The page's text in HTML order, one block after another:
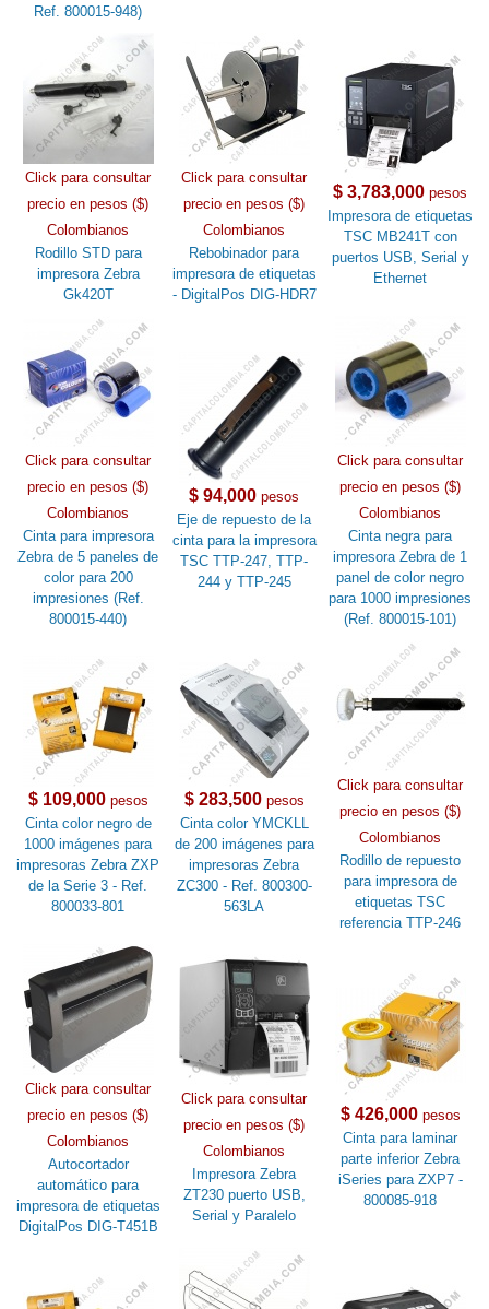
Ref. 800015-948)
Click para consultar
precio en pesos ($)
Colombianos
Rodillo STD para
impresora Zebra
Gk420T
Click para consultar
precio en pesos ($)
Colombianos
Rebobinador para
impresora de etiquetas
- DigitalPos DIG-HDR7
$ 3,783,000 pesos
Impresora de etiquetas
TSC MB241T con
puertos USB, Serial y
Ethernet
Click para consultar
precio en pesos ($)
Colombianos
Cinta para impresora
Zebra de 5 paneles de
color para 200
impresiones (Ref.
800015-440)
$ 94,000 pesos
Eje de repuesto de la
cinta para la impresora
TSC TTP-247, TTP-
244 y TTP-245
Click para consultar
precio en pesos ($)
Colombianos
Cinta negra para
impresora Zebra de 1
panel de color negro
para 1000 impresiones
(Ref. 800015-101)
$ 109,000pesos
Cinta color negro de
1000 imágenes para
impresoras Zebra ZXP
de la Serie 3 - Ref.
800033-801
$ 283,500pesos
Cinta color YMCKLL
de 200 imágenes para
impresoras Zebra
ZC300 - Ref. 800300-
563LA
Click para consultar
precio en pesos ($)
Colombianos
Rodillo de repuesto
para impresora de
etiquetas TSC
referencia TTP-246
Click para consultar
precio en pesos ($)
Colombianos
Autocortador
automático para
impresora de etiquetas
DigitalPos DIG-T451B
Click para consultar
precio en pesos ($)
Colombianos
Impresora Zebra
ZT230 puerto USB,
Serial y Paralelo
$ 426,000pesos
Cinta para laminar
parte inferior Zebra
iSeries para ZXP7 -
800085-918